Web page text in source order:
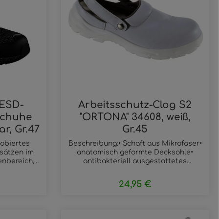
Gr.47
im
Gummi-
Arbeitsschutz-Clog S2
"ORTONA" 34608, weiß,
Gr.45
Beschreibung:• Schaft aus Mikrofaser•
anatomisch geformte Decksohle•
antibakteriell ausgestattetes
Fersenriemen•
korrosionsfreieStahlkappe•
Regulärer Preis:
24,95 €